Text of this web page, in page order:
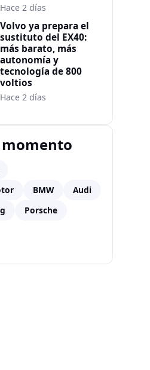
Hace 2 días
Volvo ya prepara el
sustituto del EX40:
más barato, más
autonomía y
tecnología de 800
voltios
Hace 2 días
momento
BMW
Audi
Porsche